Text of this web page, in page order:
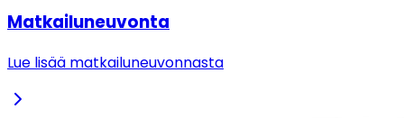
Matkailuneuvonta
Lue lisää matkailuneuvonnasta